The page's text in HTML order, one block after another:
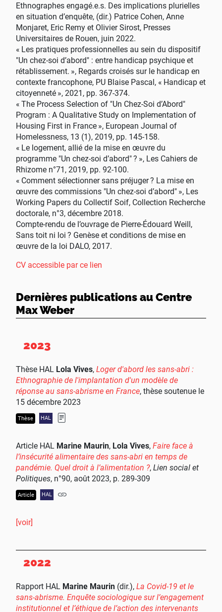
Ethnographes engagé.e.s. Des implications plurielles
en situation d’enquête, (dir.) Patrice Cohen, Anne
Monjaret, Eric Remy et Olivier Sirost, Presses
Universitaires de Rouen, juin 2022.
« Les pratiques professionnelles au sein du dispositif
"Un chez-soi d’abord" : entre handicap psychique et
rétablissement. », Regards croisés sur le handicap en
contexte francophone, PU Blaise Pascal, « Handicap et
citoyenneté », 2021, pp. 367-374.
« The Process Selection of "Un Chez-Soi d’Abord"
Program : A Qualitative Study on Implementation of
Housing First in France », European Journal of
Homelessness, 13 (1), 2019, pp. 145-158.
« Le logement, allié de la mise en œuvre du
programme "Un chez-soi d’abord"? », Les Cahiers de
Rhizome n°71, 2019, pp. 92-100.
« Comment sélectionner sans préjuger? La mise en
œuvre des commissions "Un chez-soi d’abord" », Les
Working Papers du Collectif Soif, Collection Recherche
doctorale, n°3, décembre 2018.
Compte-rendu de l’ouvrage de Pierre-Édouard Weill,
Sans toit ni loi ? Genèse et conditions de mise en
œuvre de la loi DALO, 2017.
CV accessible par ce lien
Dernières publications au Centre
Max Weber
2023
Thèse HAL Lola Vives, Loger d'abord les sans-abri :
Ethnographie de l'implantation d'un modèle de
réponse au sans-abrisme en France, thèse soutenue le
15 décembre 2023
Thèse HAL
Article HAL Marine Maurin, Lola Vives, Faire face à
l’insécurité alimentaire des sans-abri en temps de
pandémie. Quel droit à l’alimentation ?, Lien social et
Politiques, n°90, août 2023, p. 289-309
Article HAL
[voir]
2022
Rapport HAL Marine Maurin (dir.), La Covid-19 et le
sans-abrisme. Enquête sociologique sur l’engagement
institutionnel et l’éthique de l’action des intervenants